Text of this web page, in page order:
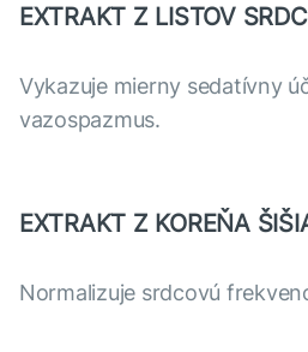
EXTRAKT Z LISTOV
Vykazuje mierny sedatívny
vazospazmus.
EXTRAKT Z KOREŇA
Normalizuje srdcovú